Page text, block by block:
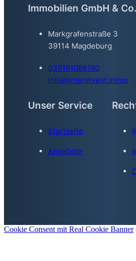
Immobilien GmbH &
Markgrafenstraße 3
39114 Magdeburg
039181088180
info@interinvest.immo
Unser Service
Startseite
Angebote
Cookie Consent mit Real Cookie Banner